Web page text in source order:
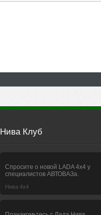
Нива Клуб
Спросите о новой LADA 4x4 у
специалистов АВТОВАЗа.
Нива 4х4